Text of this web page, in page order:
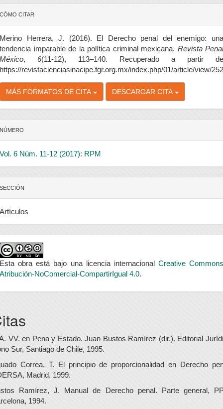
CÓMO CITAR
Merino Herrera, J. (2016). El Derecho penal del enemigo: una
tendencia imparable de la política criminal mexicana. Revista Penal
México, 6(11-12), 113–140. Recuperado a partir de
https://revistacienciasinacipe.fgr.org.mx/index.php/01/article/view/252
MÁS FORMATOS DE CITA DESCARGAR CITA
NÚMERO
Vol. 6 Núm. 11-12 (2017): RPM
SECCIÓN
Artículos
Esta obra está bajo una licencia internacional Creative Commons
Atribución-NoComercial-CompartirIgual 4.0.
VV. en Pena y Estado. Juan Bustos Ramírez (dir.). Editorial
Sur, Santiago de Chile, 1995.
Correa, T. El principio de proporcionalidad en Derecho
Madrid, 1999.
Ramírez, J. Manual de Derecho penal. Parte general,
1994.